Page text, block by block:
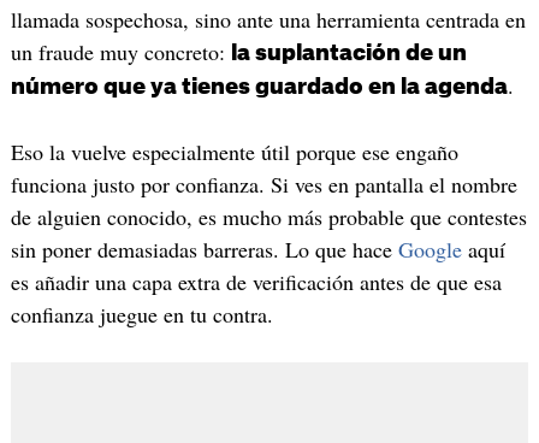
llamada sospechosa, sino ante una herramienta centrada en
un fraude muy concreto:
la suplantación de un
número que ya tienes guardado en la agenda.
Eso la vuelve especialmente útil porque ese engaño
funciona justo por confianza. Si ves en pantalla el nombre
de alguien conocido, es mucho más probable que contestes
sin poner demasiadas barreras. Lo que hace Googleaquí
es añadir una capa extra de verificación antes de que esa
confianza juegue en tu contra.